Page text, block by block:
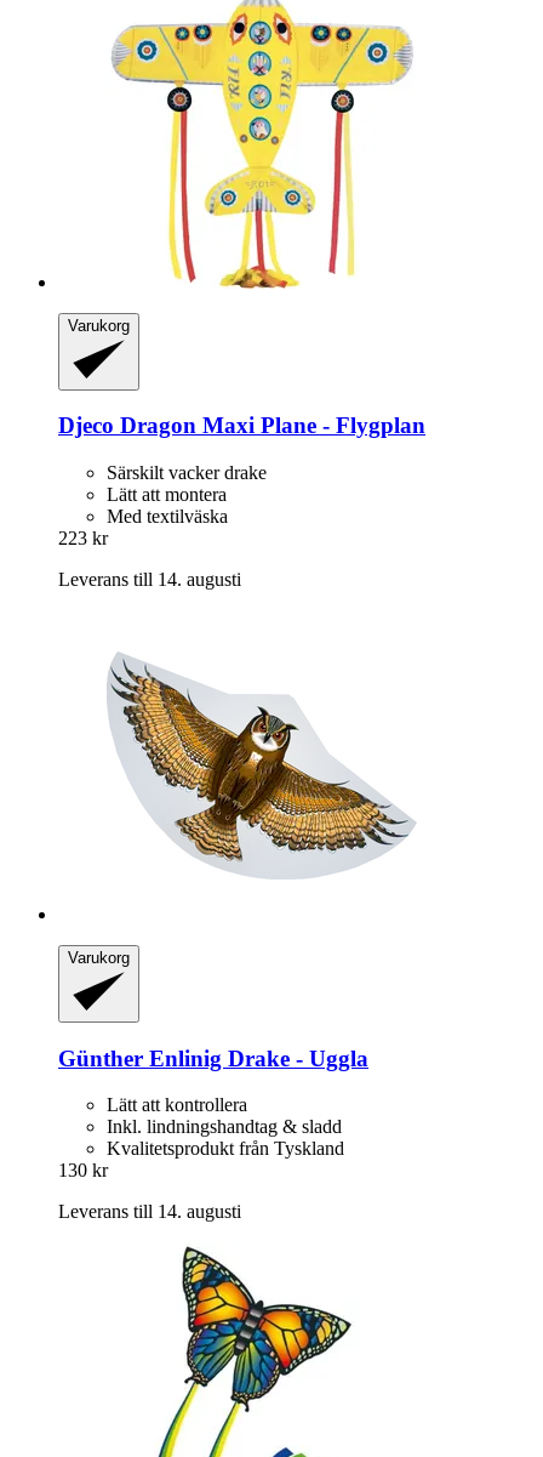
Varukorg
Djeco Dragon Maxi Plane -​ Flygplan
Särskilt vacker drake
Lätt att montera
Med textilväska
223 kr
Leverans till 14. augusti
Varukorg
Günther Enlinig Drake -​ Uggla
Lätt att kontrollera
Inkl. lindningshandtag & sladd
Kvalitetsprodukt från Tyskland
130 kr
Leverans till 14. augusti